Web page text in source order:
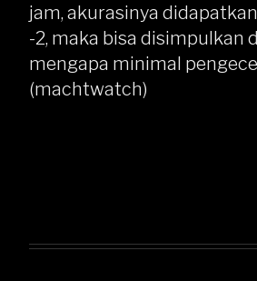
jam, akurasinya
-2, maka bisa disimpulkan
mengapa minimal
(machtwatch)